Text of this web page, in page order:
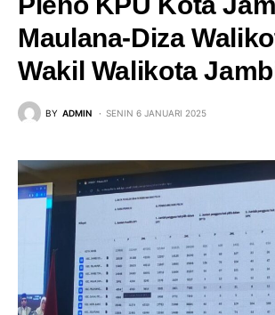
Maulana-Diza
Wakil Walikota
BY ADMIN SENIN 6 JANUARI 2025